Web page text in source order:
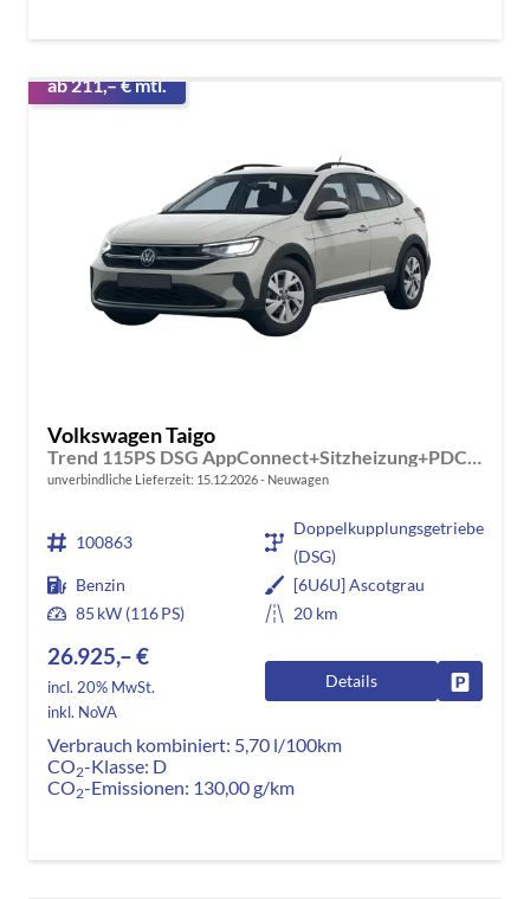
ab 211,– € mtl.
Volkswagen Taigo
Trend 115PS DSG AppConnect+Sitzheizung+PDC+Alu16+LED+DAB+FrontAssist
unverbindliche Lieferzeit: 15.12.2026 Neuwagen
100863
Doppelkupplungsgetriebe
(DSG)
Benzin
[6U6U] Ascotgrau
85 kW (116 PS)
20 km
26.925,– €
incl. 20% MwSt.
inkl. NoVA
Details
Verbrauch kombiniert: 5,70 l/100km
CO2-Klasse: D
CO2-Emissionen: 130,00 g/km